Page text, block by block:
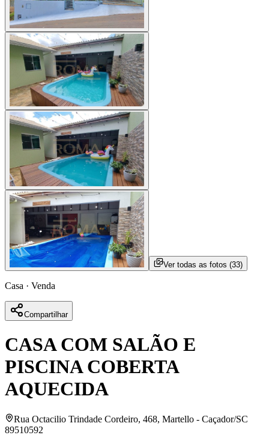
Ver todas as fotos (33)
Casa · Venda
Compartilhar
CASA COM SALÃO E
PISCINA COBERTA
AQUECIDA
Rua Octacilio Trindade Cordeiro, 468, Martello - Caçador/SC
89510592